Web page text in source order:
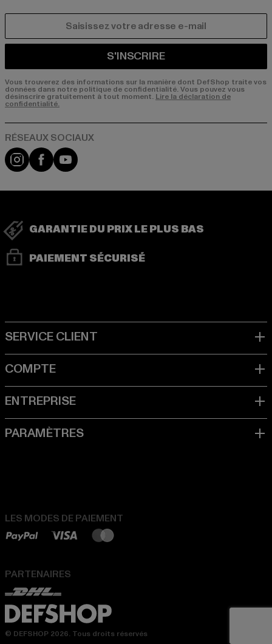
S'INSCRIRE
Vous trouverez des informations sur la manière dont DefShop traite vos
données dans notre politique de confidentialité. Vous pouvez vous
désinscrire gratuitement à tout moment. Lire la déclaration de
confidentialité.
Visit our Instagram page:
Visit our Facebook page:
Visit our YouTube channel:
GARANTIE DU PRIX LE PLUS BAS
PAIEMENT SÉCURISÉ
LES MODES DE PAIEMENT
PARTENAIRES
© DEFSHOP 2026. Tous droits réservés